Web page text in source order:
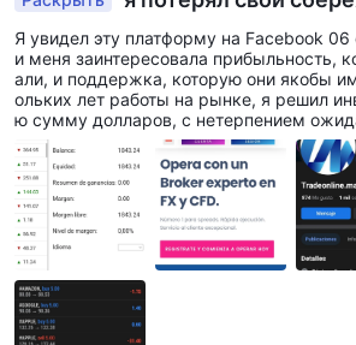
Я увидел эту платформу на Facebook 06
и меня заинтересовала прибыльность,
али, и поддержка, которую они якобы
ольких лет работы на рынке, я решил
ю сумму долларов, с нетерпением
анный момент я не получил ни одного
ный момент уже несколько дней
возможно, всегда есть предлог что для
ложить больше долларов якобы
ь со счета, который я закрыл ранее в
что они предупредили меня, было то,
рую стоимость негативов, мой счет
а.